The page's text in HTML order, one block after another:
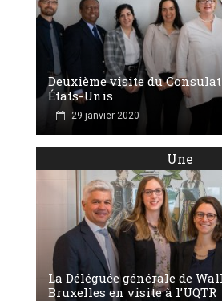
Deuxième visite du
États-Unis
29 janvier 2020
Une
La Déléguée générale de
Bruxelles en visite à l’UQTR